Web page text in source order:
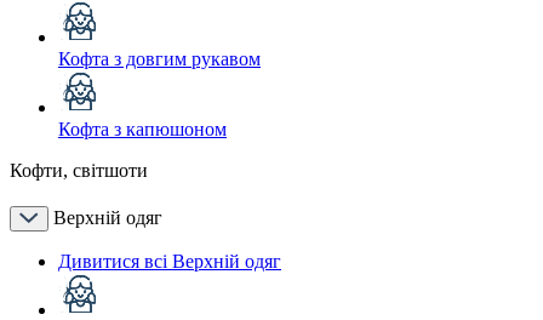
Кофта з довгим рукавом
Кофта з капюшоном
Кофти, світшоти
Верхній одяг
Дивитися всі Верхній одяг